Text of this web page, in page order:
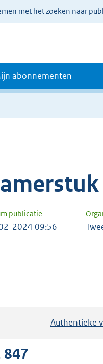
met het zoeken naar
abonnementen
publicatie
2024 09:56
Authentieke
847